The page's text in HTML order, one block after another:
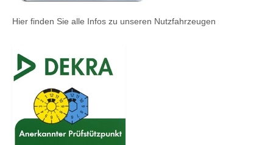
Hier finden Sie alle Infos zu unseren Nutzfahrzeugen